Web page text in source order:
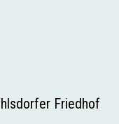
Friedhof